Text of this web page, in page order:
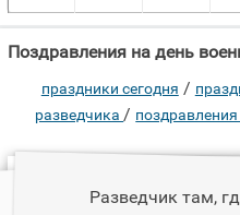
праздники сегодня /
разведчика /
Разведчик там,